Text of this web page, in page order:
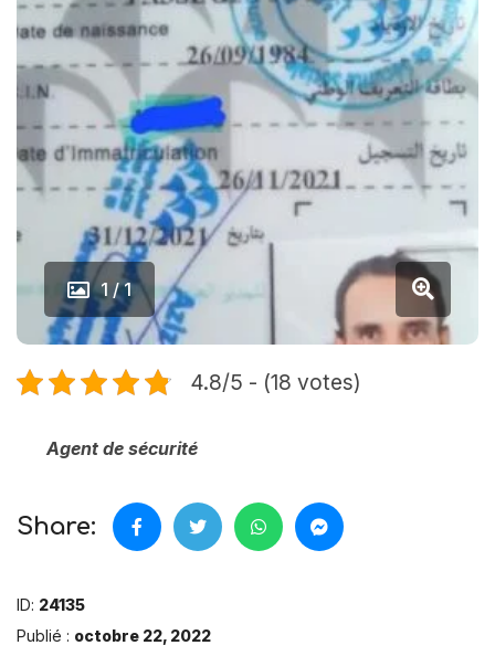
1 / 1
4.8/5 - (18 votes)
Agent de sécurité
Share:
ID: 24135
Publié : octobre 22, 2022